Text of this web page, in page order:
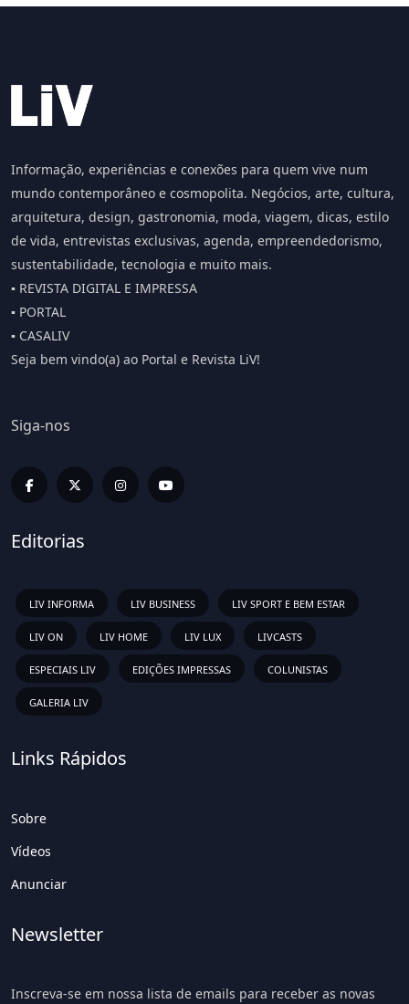
Informação, experiências e conexões para quem vive num
mundo contemporâneo e cosmopolita. Negócios, arte, cultura,
arquitetura, design, gastronomia, moda, viagem, dicas, estilo
de vida, entrevistas exclusivas, agenda, empreendedorismo,
sustentabilidade, tecnologia e muito mais.
▪️ REVISTA DIGITAL E IMPRESSA
▪️ PORTAL
▪️ CASALIV
Seja bem vindo(a) ao Portal e Revista LiV!
Siga-nos
Editorias
LIV INFORMA LIV BUSINESS LIV SPORT E BEM ESTAR
LIV ON LIV HOME LIV LUX LIVCASTS
ESPECIAIS LIV EDIÇÕES IMPRESSAS COLUNISTAS
GALERIA LIV
Links Rápidos
Sobre
Vídeos
Anunciar
Newsletter
Inscreva-se em nossa lista de emails para receber as novas